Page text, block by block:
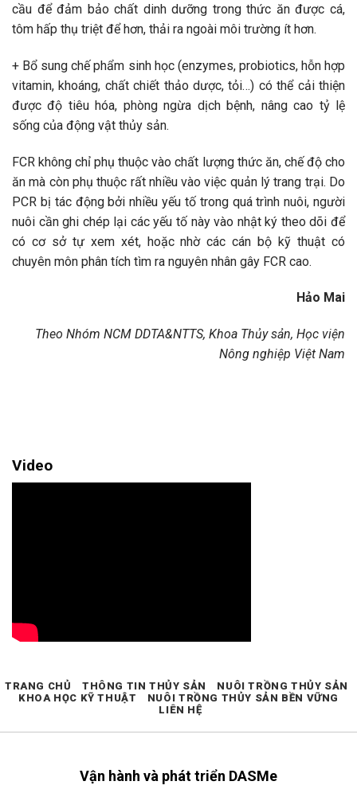
cầu để đảm bảo chất dinh dưỡng trong thức ăn được cá,
tôm hấp thụ triệt để hơn, thải ra ngoài môi trường ít hơn.
+ Bổ sung chế phẩm sinh học (enzymes, probiotics, hỗn hợp
vitamin, khoáng, chất chiết thảo dược, tỏi…) có thể cải thiện
được độ tiêu hóa, phòng ngừa dịch bệnh, nâng cao tỷ lệ
sống của động vật thủy sản.
FCR không chỉ phụ thuộc vào chất lượng thức ăn, chế độ cho
ăn mà còn phụ thuộc rất nhiều vào việc quản lý trang trại. Do
PCR bị tác động bởi nhiều yếu tố trong quá trình nuôi, người
nuôi cần ghi chép lại các yếu tố này vào nhật ký theo dõi để
có cơ sở tự xem xét, hoặc nhờ các cán bộ kỹ thuật có
chuyên môn phân tích tìm ra nguyên nhân gây FCR cao.
Hảo Mai
Theo Nhóm NCM DDTA&NTTS, Khoa Thủy sản, Học viện
Nông nghiệp Việt Nam
Video
Vận hành và phát triển DASMe
TRANG CHỦ THÔNG TIN THỦY SẢN
NUÔI TRỒNG THỦY SẢN
KHOA HỌC KỸ THUẬT
NUÔI TRỒNG THỦY SẢN BỀN VỮNG
LIÊN HỆ